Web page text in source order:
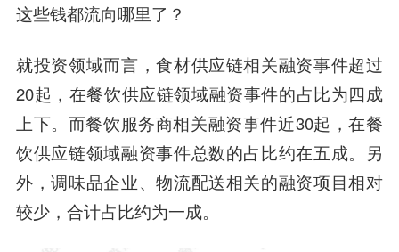
这些钱都流向哪里了？
就投资领域而言，食材供应链相关融资事件超过
20起，在餐饮供应链领域融资事件的占比为四成
上下。而餐饮服务商相关融资事件近30起，在餐
饮供应链领域融资事件总数的占比约在五成。另
外，调味品企业、物流配送相关的融资项目相对
较少，合计占比约为一成。